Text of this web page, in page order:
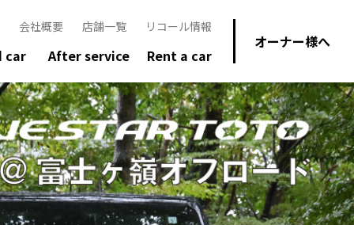
car After service Rent a car
オーナー様へ
会社概要 店舗一覧 リコール情報